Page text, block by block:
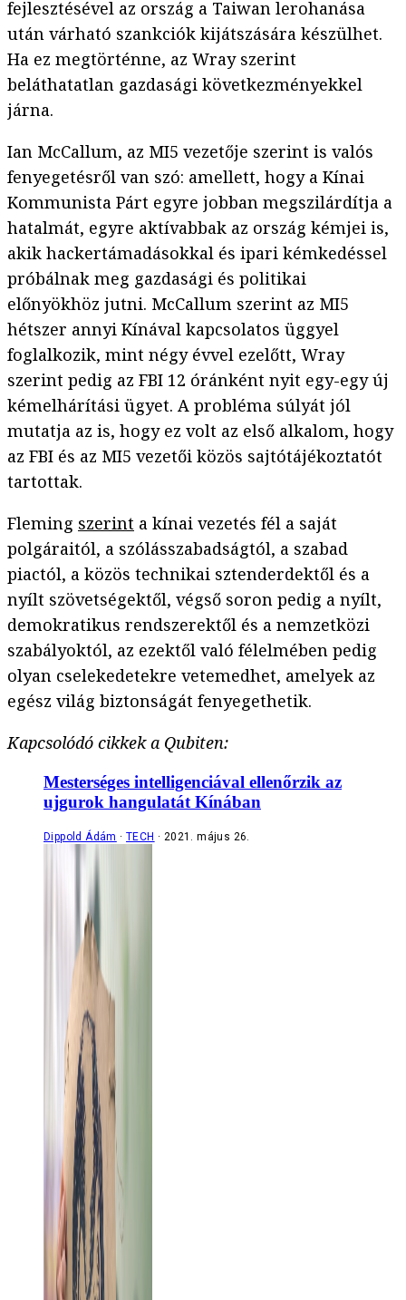
fejlesztésével az ország a Taiwan lerohanása
után várható szankciók kijátszására készülhet.
Ha ez megtörténne, az Wray szerint
beláthatatlan gazdasági következményekkel
járna.
Ian McCallum, az MI5 vezetője szerint is valós
fenyegetésről van szó: amellett, hogy a Kínai
Kommunista Párt egyre jobban megszilárdítja a
hatalmát, egyre aktívabbak az ország kémjei is,
akik hackertámadásokkal és ipari kémkedéssel
próbálnak meg gazdasági és politikai
előnyökhöz jutni. McCallum szerint az MI5
hétszer annyi Kínával kapcsolatos üggyel
foglalkozik, mint négy évvel ezelőtt, Wray
szerint pedig az FBI 12 óránként nyit egy-egy új
kémelhárítási ügyet. A probléma súlyát jól
mutatja az is, hogy ez volt az első alkalom, hogy
az FBI és az MI5 vezetői közös sajtótájékoztatót
tartottak.
Fleming szerint a kínai vezetés fél a saját
polgáraitól, a szólásszabadságtól, a szabad
piactól, a közös technikai sztenderdektől és a
nyílt szövetségektől, végső soron pedig a nyílt,
demokratikus rendszerektől és a nemzetközi
szabályoktól, az ezektől való félelmében pedig
olyan cselekedetekre vetemedhet, amelyek az
egész világ biztonságát fenyegethetik.
Kapcsolódó cikkek a Qubiten:
Mesterséges intelligenciával ellenőrzik az
ujgurok hangulatát Kínában
Dippold Ádám TECH 2021. május 26.